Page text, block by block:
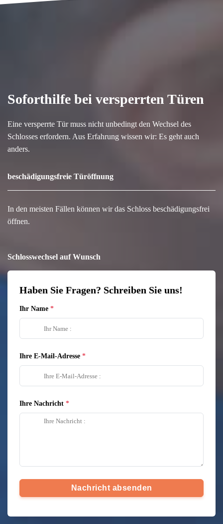
Soforthilfe bei versperrten Türen
Eine versperrte Tür muss nicht unbedingt den Wechsel des
Schlosses erfordern. Aus Erfahrung wissen wir: Es geht auch
anders.
beschädigungsfreie Türöffnung
In den meisten Fällen können wir das Schloss beschädigungsfrei
öffnen.
Schlosswechsel auf Wunsch
Haben Sie Fragen? Schreiben Sie uns!
Ihr Name
Ihre E-Mail-Adresse
Ihre Nachricht
Nachricht absenden